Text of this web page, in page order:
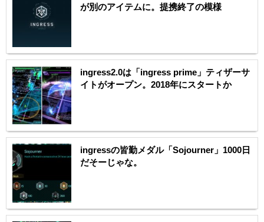
が別のアイテムに。提携終了の模様
ingress2.0は「ingress prime」ティザーサ
イトがオープン。2018年にスタートか
ingressの皆勤メダル「Sojourner」1000日
だそーじゃな。